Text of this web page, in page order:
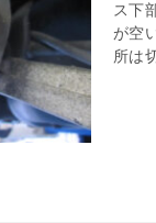
ス下
が空
所は